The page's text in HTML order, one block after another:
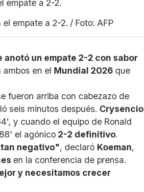
Pequeño
Grande
empate a 2-2. / Foto: AFP
anotó un empate 2-2 con sabor
ambos en el Mundial 2026 que
fueron arriba con cabezazo de
seis minutos después. Crysencio
y cuando el equipo de Ronald
el agónico 2-2 definitivo.
negativo", declaró Koeman,
en la conferencia de prensa.
y necesitamos crecer